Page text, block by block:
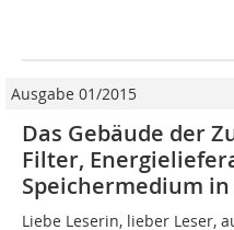
Ausgabe 01/2015
Das Gebäude der
Filter,
Speichermedium
Liebe Leserin, lieber Leser,